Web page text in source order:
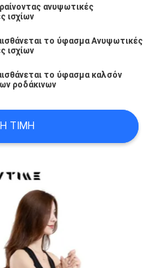
ανυψωτικές
ισχίων
το ύφασμα Ανυψωτικές
ισχίων
το ύφασμα καλσόν
ροδάκινων
ΤΙΜΉ